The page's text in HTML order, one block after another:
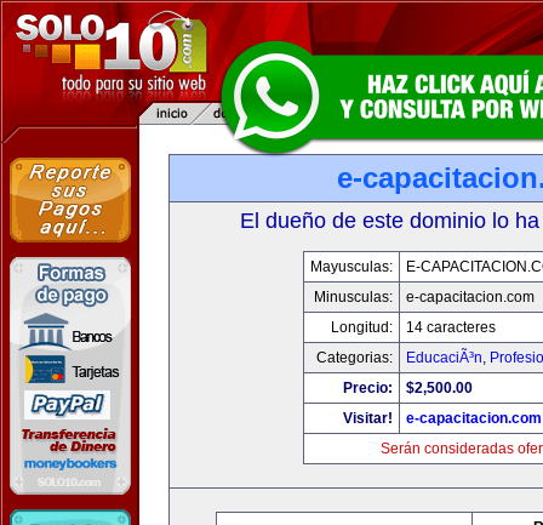
e-
El dueño de este dominio lo
Mayusculas:
E-
Minusculas:
e-capacitacion.com
Longitud:
14 caracteres
Categorias:
EducaciÃ³n,
Precio:
$2,500.00
Visitar!
e-capacitacion.com
Serán consideradas